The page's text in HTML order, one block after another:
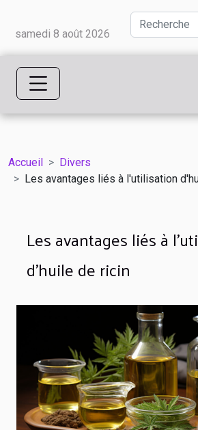
samedi 8 août 2026
Accueil
Divers
Les avantages liés à l'utilisation
Les avantages liés à
d'huile de ricin